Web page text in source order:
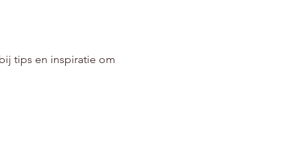
tips en inspiratie om